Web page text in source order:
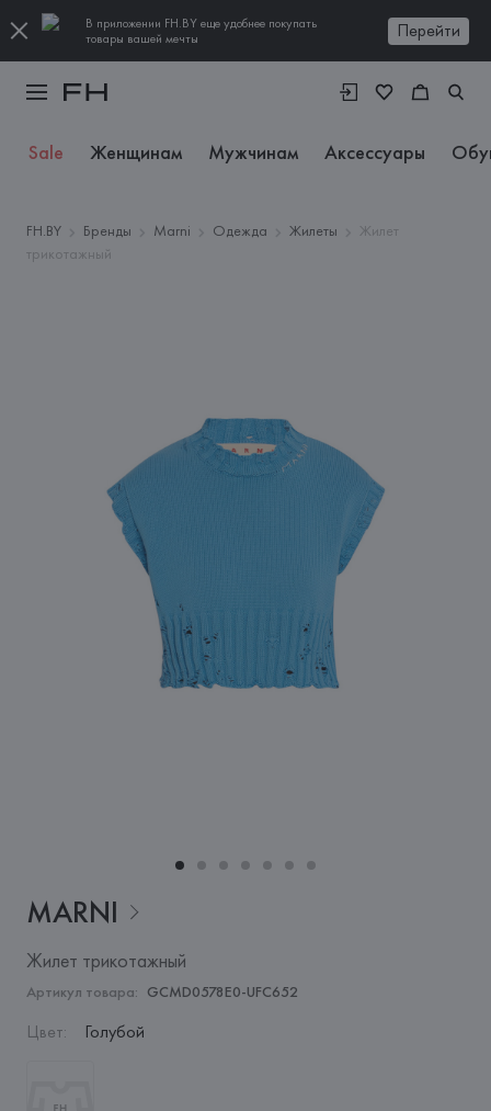
В приложении FH.BY еще удобнее покупать
товары вашей мечты
Перейти
Sale Женщинам Мужчинам Аксессуары
FH.BY Бренды Marni Одежда Жилеты
Жилет
трикотажный
MARNI
Жилет трикотажный
Артикул товара: GCMD0578E0-UFC652
Цвет: Голубой